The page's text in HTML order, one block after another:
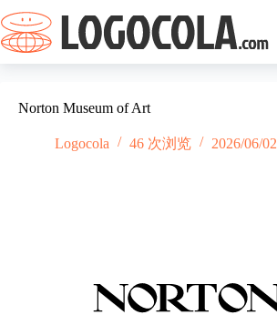
过
内
容
Norton Museum of Art
Logocola 46 次浏览 2026/06/02